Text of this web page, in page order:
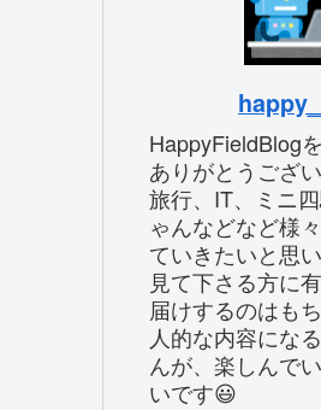
HappyFieldBlog
ありがとうござ
旅行、IT、ミニ
ゃんなどなど様
ていきたいと思い
見て下さる方に
届けするのはも
人的な内容にな
んが、楽しんで
いです😃